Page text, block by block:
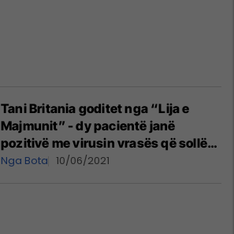
Tani Britania goditet nga “Lija e
Majmunit” - dy pacientë janë
pozitivë me virusin vrasës që sollën
nga jashtë vendit
Nga Bota 10/06/2021